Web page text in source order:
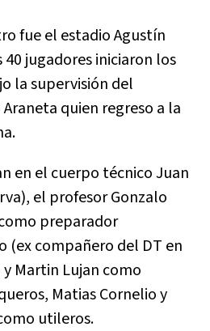
fue el estadio Agustín
jugadores iniciaron los
la supervisión del
quien regreso a la
en el cuerpo técnico Juan
el profesor Gonzalo
preparador
(ex compañero del DT en
Martin Lujan como
Matias Cornelio y
utileros.